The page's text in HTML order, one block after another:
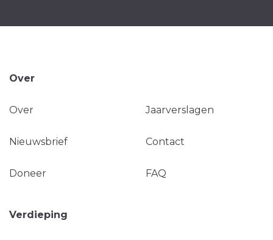
Over
Over Jaarverslagen
Nieuwsbrief Contact
Doneer FAQ
Verdieping